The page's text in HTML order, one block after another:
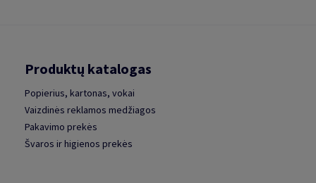
Produktų katalogas
Popierius, kartonas, vokai
Vaizdinės reklamos medžiagos
Pakavimo prekės
Švaros ir higienos prekės